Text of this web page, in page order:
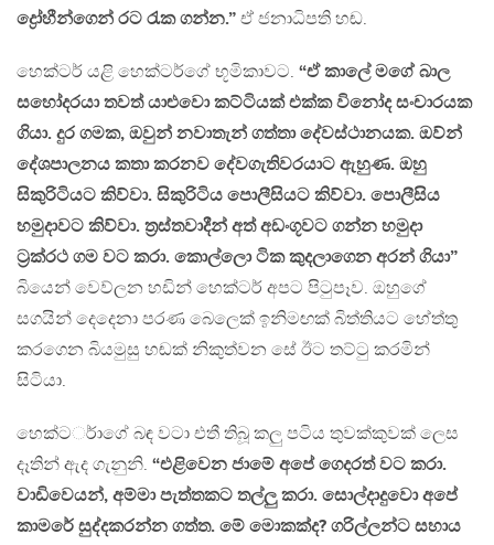
ද්‍රෝහීන්ගෙන් රට රැක ගන්න.” ඒ ජනාධිපති හඬ.
හෙක්ටර් යළි හෙක්ටර්ගේ භූමිකාවට. “ඒ කාලේ මගේ බාල
සහෝදරයා තවත් යාළුවො කට්ටියක් එක්ක විනෝද සංචාරයක
ගියා. දුර ගමක, ඔවුන් නවාතැන් ගත්තා දේවස්ථානයක. ඔව්න්
දේශපාලනය කතා කරනව දේවගැතිවරයාට ඇහුණ. ඔහු
සිකුරිටියට කිව්වා. සිකුරිටිය පොලීසියට කිව්වා. පොලීසිය
හමුදාවට කිව්වා. ත්‍රස්තවාදීන් අත් අඩංගූවට ගන්න හමුදා
ට්‍රක්රථ ගම වට කරා. කොල්ලො ටික කුදලාගෙන අරන් ගියා”
බියෙන් වෙව්ලන හඩින් හෙක්ටර් අපට පිටුපෑව. ඔහුගේ
සගයින් දෙදෙනා පරණ බෙලෙක් ඉනිමඟක් බිත්තියට හේත්තු
කරගෙන බියමුසු හඬක් නිකුත්වන සේ ඊට තට්ටු කරමින්
සිටියා.
හෙක්ටර්ාගේ බඳ වටා එතී තිබූ කලු පටිය තුවක්කුවක් ලෙස
දෑතින් ඇද ගැනුනි. “එළිවෙන ජාමේ අපේ ගෙදරත් වට කරා.
වාඩිවෙයන්, අම්මා පැත්තකට තල්ලු කරා. සොල්දාදුවො අපේ
කාමරේ සුද්දකරන්න ගත්ත. මේ මොකක්ද? ගරිල්ලන්ට සහාය